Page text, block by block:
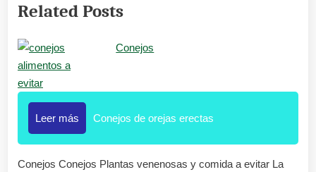
Related Posts
Conejos
Leer más Conejos de orejas erectas
Conejos Conejos Plantas venenosas y comida a evitar La